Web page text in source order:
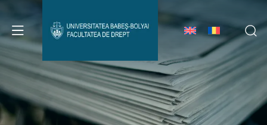
Avizier Studenți
Studii
Admitere